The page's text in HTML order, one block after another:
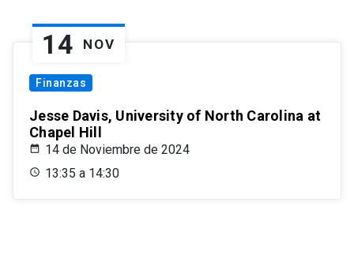
14 NOV
Finanzas
Jesse Davis, University of North Carolina at
Chapel Hill
14 de Noviembre de 2024
13:35 a 14:30